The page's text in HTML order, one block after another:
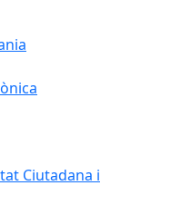
Ciutadana i